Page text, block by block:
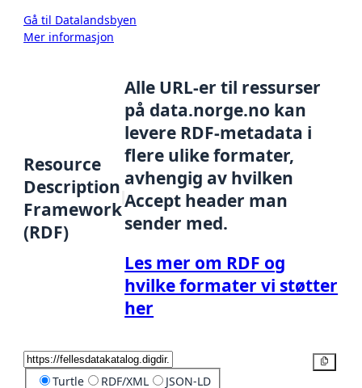
Gå til Datalandsbyen
Mer informasjon
Resource
Description
Framework
(RDF)
Alle URL-er til ressurser
på data.norge.no kan
levere RDF-metadata i
flere ulike formater,
avhengig av hvilken
Accept header man
sender med.
Les mer om RDF og
hvilke formater vi støtter
her
Turtle RDF/XML JSON-LD